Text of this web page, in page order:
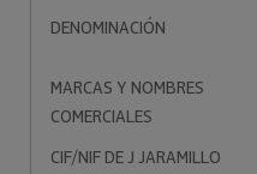
DENOMINACIÓN
MARCAS Y NOMBRES
COMERCIALES
CIF/NIF DE J JARAMILLO